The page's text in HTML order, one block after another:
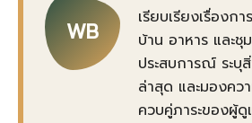
WB
เรียบเรียงเรื่องก
บ้าน อาหาร และชุ
ประสบการณ์ ระบุ
ล่าสุด และมองคว
ควบคู่ภาระของผู้